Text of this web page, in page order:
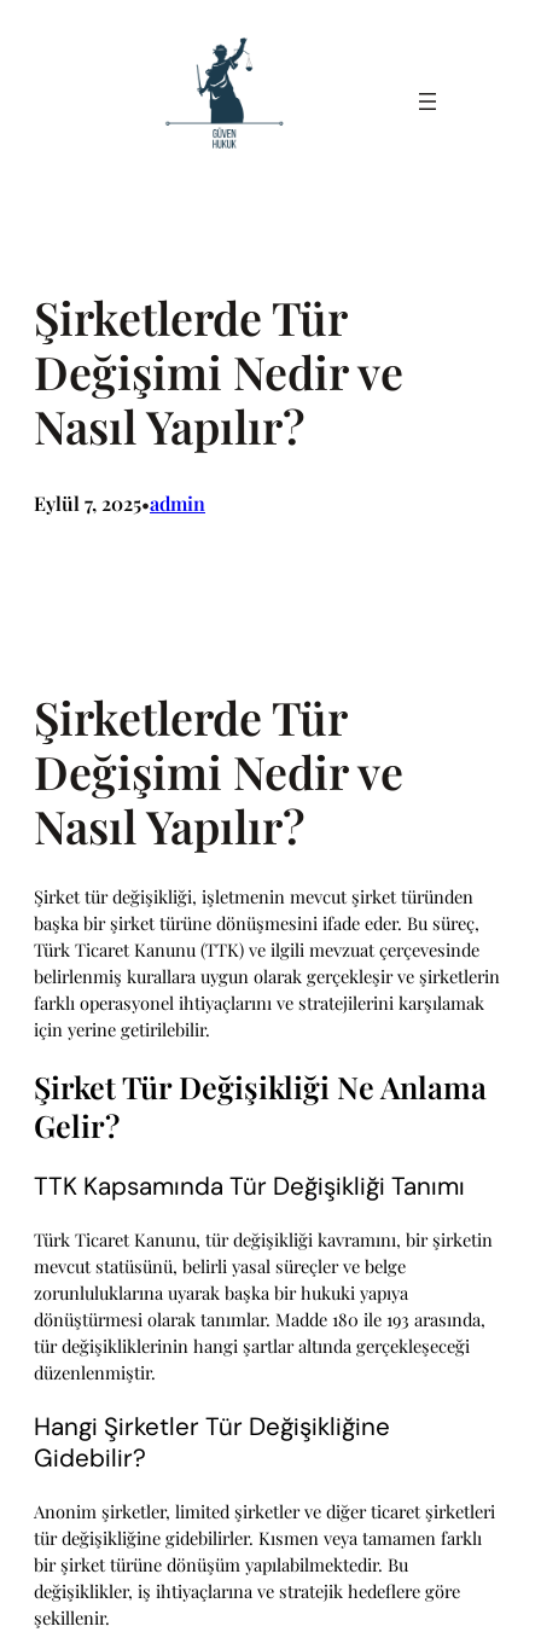
Şirketlerde Tür
Değişimi Nedir ve
Nasıl Yapılır?
Eylül 7, 2025•admin
Şirketlerde Tür
Değişimi Nedir ve
Nasıl Yapılır?
Şirket tür değişikliği, işletmenin mevcut şirket türünden
başka bir şirket türüne dönüşmesini ifade eder. Bu süreç,
Türk Ticaret Kanunu (TTK) ve ilgili mevzuat çerçevesinde
belirlenmiş kurallara uygun olarak gerçekleşir ve şirketlerin
farklı operasyonel ihtiyaçlarını ve stratejilerini karşılamak
için yerine getirilebilir.
Şirket Tür Değişikliği Ne Anlama
Gelir?
TTK Kapsamında Tür Değişikliği Tanımı
Türk Ticaret Kanunu, tür değişikliği kavramını, bir şirketin
mevcut statüsünü, belirli yasal süreçler ve belge
zorunluluklarına uyarak başka bir hukuki yapıya
dönüştürmesi olarak tanımlar. Madde 180 ile 193 arasında,
tür değişikliklerinin hangi şartlar altında gerçekleşeceği
düzenlenmiştir.
Hangi Şirketler Tür Değişikliğine
Gidebilir?
Anonim şirketler, limited şirketler ve diğer ticaret şirketleri
tür değişikliğine gidebilirler. Kısmen veya tamamen farklı
bir şirket türüne dönüşüm yapılabilmektedir. Bu
değişiklikler, iş ihtiyaçlarına ve stratejik hedeflere göre
şekillenir.